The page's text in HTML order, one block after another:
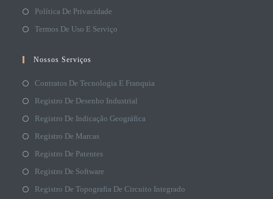
Política De Privacidade
Termos De Uso E Serviço
Nossos Serviços
Contratos De Tecnologia E Franquia
Registro De Desenho Industrial
Registro De Indicação Geográfica
Registro De Marcas
Registro De Patentes
Registro De Software
Registro De Topografia De Circuito Integrado